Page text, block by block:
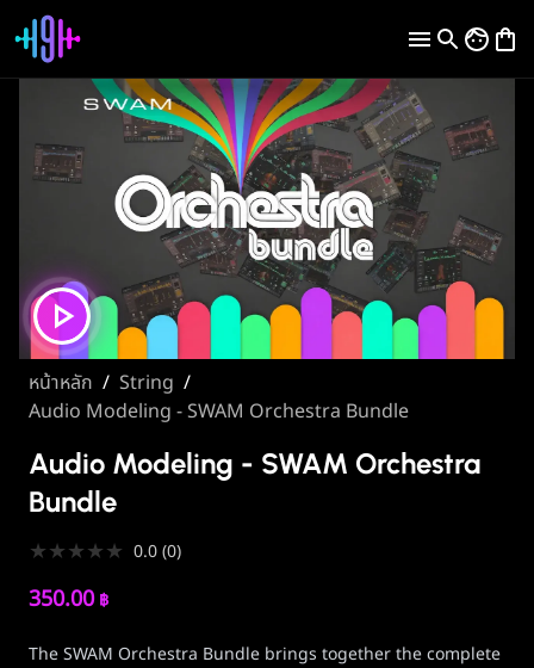
หน้าหลัก / String /
Audio Modeling - SWAM Orchestra Bundle
Audio Modeling - SWAM Orchestra
Bundle
★★★★★ 0.0(0)
350.00 ฿
The SWAM Orchestra Bundle brings together the complete